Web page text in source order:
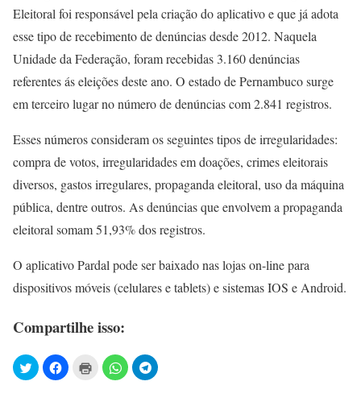
Eleitoral foi responsável pela criação do aplicativo e que já adota
esse tipo de recebimento de denúncias desde 2012. Naquela
Unidade da Federação, foram recebidas 3.160 denúncias
referentes ás eleições deste ano. O estado de Pernambuco surge
em terceiro lugar no número de denúncias com 2.841 registros.
Esses números consideram os seguintes tipos de irregularidades:
compra de votos, irregularidades em doações, crimes eleitorais
diversos, gastos irregulares, propaganda eleitoral, uso da máquina
pública, dentre outros. As denúncias que envolvem a propaganda
eleitoral somam 51,93% dos registros.
O aplicativo Pardal pode ser baixado nas lojas on-line para
dispositivos móveis (celulares e tablets) e sistemas IOS e Android.
Compartilhe isso: